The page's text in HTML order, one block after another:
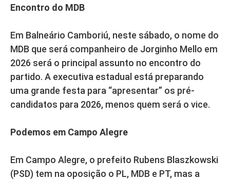
Encontro do MDB
Em Balneário Camboriú, neste sábado, o nome do
MDB que será companheiro de Jorginho Mello em
2026 será o principal assunto no encontro do
partido. A executiva estadual está preparando
uma grande festa para “apresentar” os pré-
candidatos para 2026, menos quem será o vice.
Podemos em Campo Alegre
Em Campo Alegre, o prefeito Rubens Blaszkowski
(PSD) tem na oposição o PL, MDB e PT, mas a